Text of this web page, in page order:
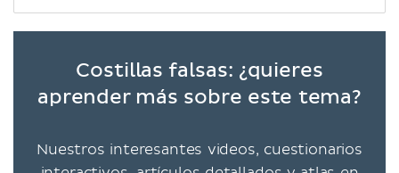
Costillas falsas: ¿quieres
aprender más sobre este tema?
Nuestros interesantes videos, cuestionarios